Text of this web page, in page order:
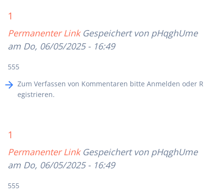
1
Permanenter Link Gespeichert von pHqghUme
am Do, 06/05/2025 - 16:49
555
Zum Verfassen von Kommentaren bitte Anmelden oder R
egistrieren.
1
Permanenter Link Gespeichert von pHqghUme
am Do, 06/05/2025 - 16:49
555